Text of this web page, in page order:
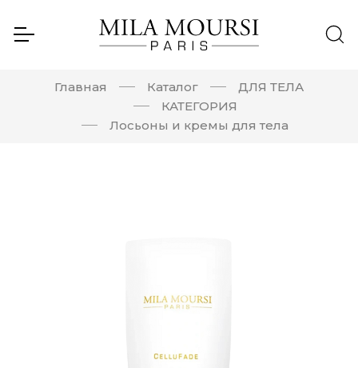
Главная Каталог
ДЛЯ ТЕЛА
КАТЕГОРИЯ
Лосьоны и кремы для тела